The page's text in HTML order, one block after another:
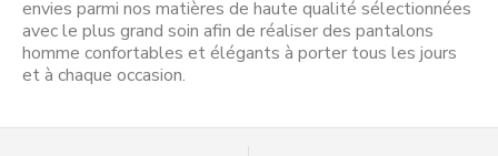
envies parmi nos matières de haute qualité sélectionnées
avec le plus grand soin afin de réaliser des pantalons
homme confortables et élégants à porter tous les jours
et à chaque occasion.